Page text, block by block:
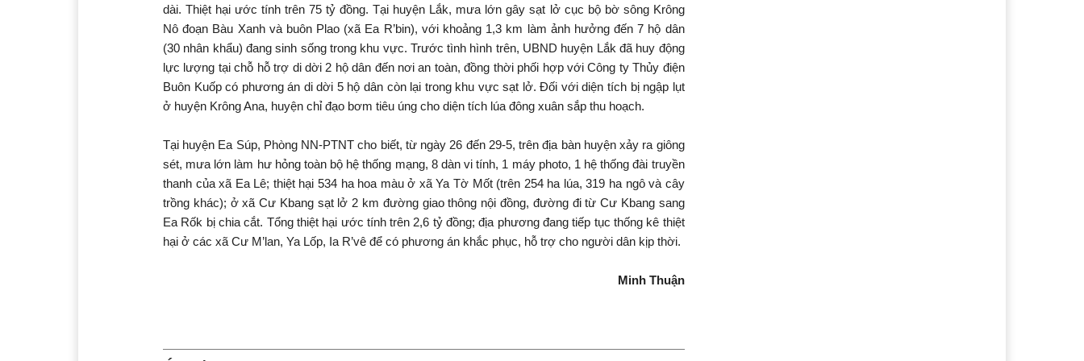
dài. Thiệt hại ước tính trên 75 tỷ đồng. Tại huyện Lắk, mưa lớn gây sạt lở cục bộ bờ sông Krông
Nô đoạn Bàu Xanh và buôn Plao (xã Ea R’bin), với khoảng 1,3 km làm ảnh hưởng đến 7 hộ dân
(30 nhân khẩu) đang sinh sống trong khu vực. Trước tình hình trên, UBND huyện Lắk đã huy động
lực lượng tại chỗ hỗ trợ di dời 2 hộ dân đến nơi an toàn, đồng thời phối hợp với Công ty Thủy điện
Buôn Kuốp có phương án di dời 5 hộ dân còn lại trong khu vực sạt lở. Đối với diện tích bị ngập lụt
ở huyện Krông Ana, huyện chỉ đạo bơm tiêu úng cho diện tích lúa đông xuân sắp thu hoạch.
Tại huyện Ea Súp, Phòng NN-PTNT cho biết, từ ngày 26 đến 29-5, trên địa bàn huyện xảy ra giông
sét, mưa lớn làm hư hỏng toàn bộ hệ thống mạng, 8 dàn vi tính, 1 máy photo, 1 hệ thống đài truyền
thanh của xã Ea Lê; thiệt hại 534 ha hoa màu ở xã Ya Tờ Mốt (trên 254 ha lúa, 319 ha ngô và cây
trồng khác); ở xã Cư Kbang sạt lở 2 km đường giao thông nội đồng, đường đi từ Cư Kbang sang
Ea Rốk bị chia cắt. Tổng thiệt hại ước tính trên 2,6 tỷ đồng; địa phương đang tiếp tục thống kê thiệt
hại ở các xã Cư M’lan, Ya Lốp, Ia R’vê để có phương án khắc phục, hỗ trợ cho người dân kịp thời.
Minh Thuận